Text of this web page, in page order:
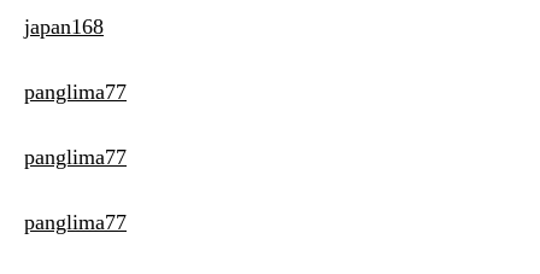
japan168
panglima77
panglima77
panglima77